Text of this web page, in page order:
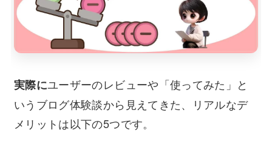
実際にユーザーのレビューや「使ってみた」と
いうブログ体験談から見えてきた、リアルなデ
メリットは以下の5つです。